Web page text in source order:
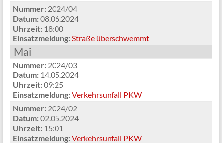
Nummer:2024/04
Datum:08.06.2024
Uhrzeit:18:00
Einsatzmeldung: Straße überschwemmt
Mai
Nummer:2024/03
Datum:14.05.2024
Uhrzeit:09:25
Einsatzmeldung:Verkehrsunfall PKW
Nummer:2024/02
Datum:02.05.2024
Uhrzeit:15:01
Einsatzmeldung:Verkehrsunfall PKW